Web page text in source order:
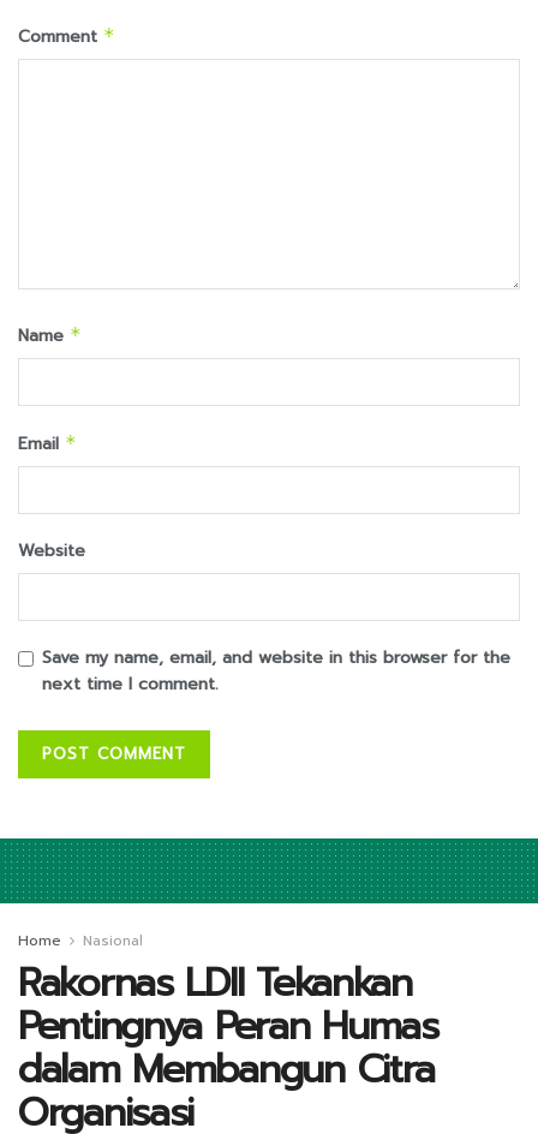
Comment *
Name *
Email *
Website
Save my name, email, and website in this browser for the
next time I comment.
Home Nasional
Rakornas LDII Tekankan
Pentingnya Peran Humas
dalam Membangun Citra
Organisasi